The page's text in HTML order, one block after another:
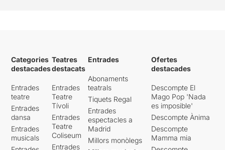
Categories
destacades
Entrades
teatre
Entrades
dansa
Entrades
musicals
Teatres
destacats
Entrades
Teatre
Tívoli
Entrades
Teatre
Coliseum
Entrades
Entrades
Abonaments
teatrals
Tiquets Regal
Entrades
espectacles a
Madrid
Millors monòlegs
Ofertes
destacades
Descompte El
Mago Pop 'Nada
es imposible'
Descompte Ànima
Descompte
Mamma mia